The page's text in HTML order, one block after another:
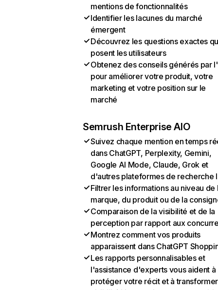
mentions de fonctionnalités
Identifier les lacunes du marché
émergent
Découvrez les questions exactes
posent les utilisateurs
Obtenez des conseils générés par
pour améliorer votre produit, votre
marketing et votre position sur le
marché
Semrush Enterprise AIO
Suivez chaque mention en temps
dans ChatGPT, Perplexity, Gemini,
Google AI Mode, Claude, Grok et
d'autres plateformes de recherche
Filtrer les informations au niveau de
marque, du produit ou de la
Comparaison de la visibilité et de la
perception par rapport aux
Montrez comment vos produits
apparaissent dans ChatGPT
Les rapports personnalisables et
l'assistance d'experts vous aident à
protéger votre récit et à